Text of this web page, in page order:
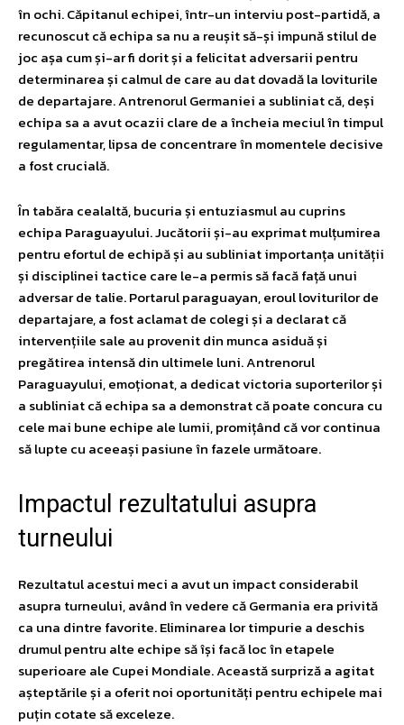
în ochi. Căpitanul echipei, într-un interviu post-partidă, a
recunoscut că echipa sa nu a reușit să-și impună stilul de
joc așa cum și-ar fi dorit și a felicitat adversarii pentru
determinarea și calmul de care au dat dovadă la loviturile
de departajare. Antrenorul Germaniei a subliniat că, deși
echipa sa a avut ocazii clare de a încheia meciul în timpul
regulamentar, lipsa de concentrare în momentele decisive
a fost crucială.
În tabăra cealaltă, bucuria și entuziasmul au cuprins
echipa Paraguayului. Jucătorii și-au exprimat mulțumirea
pentru efortul de echipă și au subliniat importanța unității
și disciplinei tactice care le-a permis să facă față unui
adversar de talie. Portarul paraguayan, eroul loviturilor de
departajare, a fost aclamat de colegi și a declarat că
intervențiile sale au provenit din munca asiduă și
pregătirea intensă din ultimele luni. Antrenorul
Paraguayului, emoționat, a dedicat victoria suporterilor și
a subliniat că echipa sa a demonstrat că poate concura cu
cele mai bune echipe ale lumii, promițând că vor continua
să lupte cu aceeași pasiune în fazele următoare.
Impactul rezultatului asupra
turneului
Rezultatul acestui meci a avut un impact considerabil
asupra turneului, având în vedere că Germania era privită
ca una dintre favorite. Eliminarea lor timpurie a deschis
drumul pentru alte echipe să își facă loc în etapele
superioare ale Cupei Mondiale. Această surpriză a agitat
așteptările și a oferit noi oportunități pentru echipele mai
puțin cotate să exceleze.